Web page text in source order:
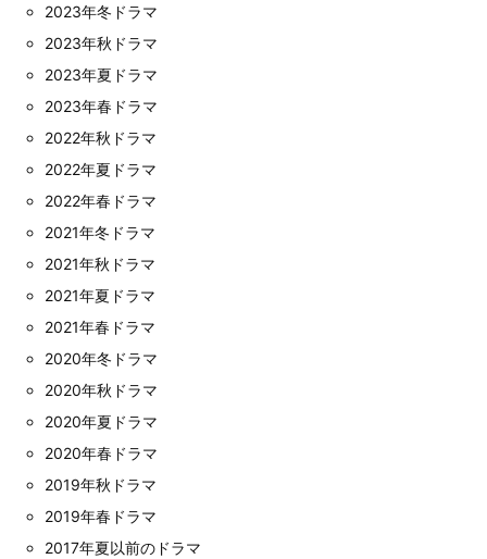
2023年冬ドラマ
2023年秋ドラマ
2023年夏ドラマ
2023年春ドラマ
2022年秋ドラマ
2022年夏ドラマ
2022年春ドラマ
2021年冬ドラマ
2021年秋ドラマ
2021年夏ドラマ
2021年春ドラマ
2020年冬ドラマ
2020年秋ドラマ
2020年夏ドラマ
2020年春ドラマ
2019年秋ドラマ
2019年春ドラマ
2017年夏以前のドラマ